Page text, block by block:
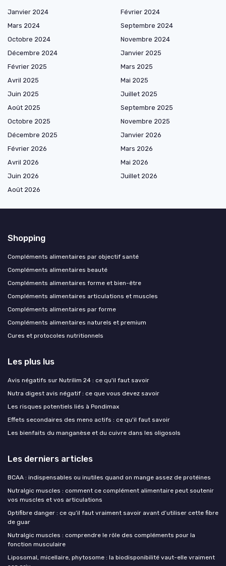
Janvier 2024
Février 2024
Mars 2024
Septembre 2024
Octobre 2024
Novembre 2024
Décembre 2024
Janvier 2025
Février 2025
Mars 2025
Avril 2025
Mai 2025
Juin 2025
Juillet 2025
Août 2025
Septembre 2025
Octobre 2025
Novembre 2025
Décembre 2025
Janvier 2026
Février 2026
Mars 2026
Avril 2026
Mai 2026
Juin 2026
Juillet 2026
Août 2026
Shopping
Compléments alimentaires par objectif santé
Compléments alimentaires beauté
Compléments alimentaires forme et bien-être
Compléments alimentaires articulations et muscles
Compléments alimentaires par forme
Compléments alimentaires naturels et premium
Cures et protocoles nutritionnels
Les plus lus
Avis négatifs sur Nutrilim 24 : ce qu'il faut savoir
Nutra digest avis négatif : ce que vous devez savoir
Les risques potentiels liés à Pondimax
Effets secondaires des meno actifs : ce qu'il faut savoir
Les bienfaits du manganèse et du cuivre dans les oligosols
Les derniers articles
BCAA : indispensables ou inutiles quand on mange assez de protéines
Nutralgic muscles : comment ce complément alimentaire peut soutenir
vos muscles et vos articulations
Optifibre danger : ce qu’il faut vraiment savoir avant d’utiliser cette fibre
de guar
Nutralgic muscles : comprendre le rôle des compléments pour la
fonction musculaire
Liposomal, micellaire, phytosome : la biodisponibilité vaut-elle vraiment